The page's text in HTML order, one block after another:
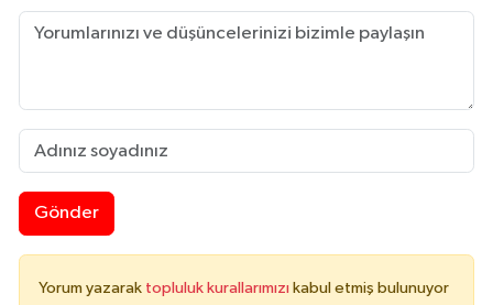
Gönder
Yorum yazarak topluluk kurallarımızı kabul etmiş bulunuyor